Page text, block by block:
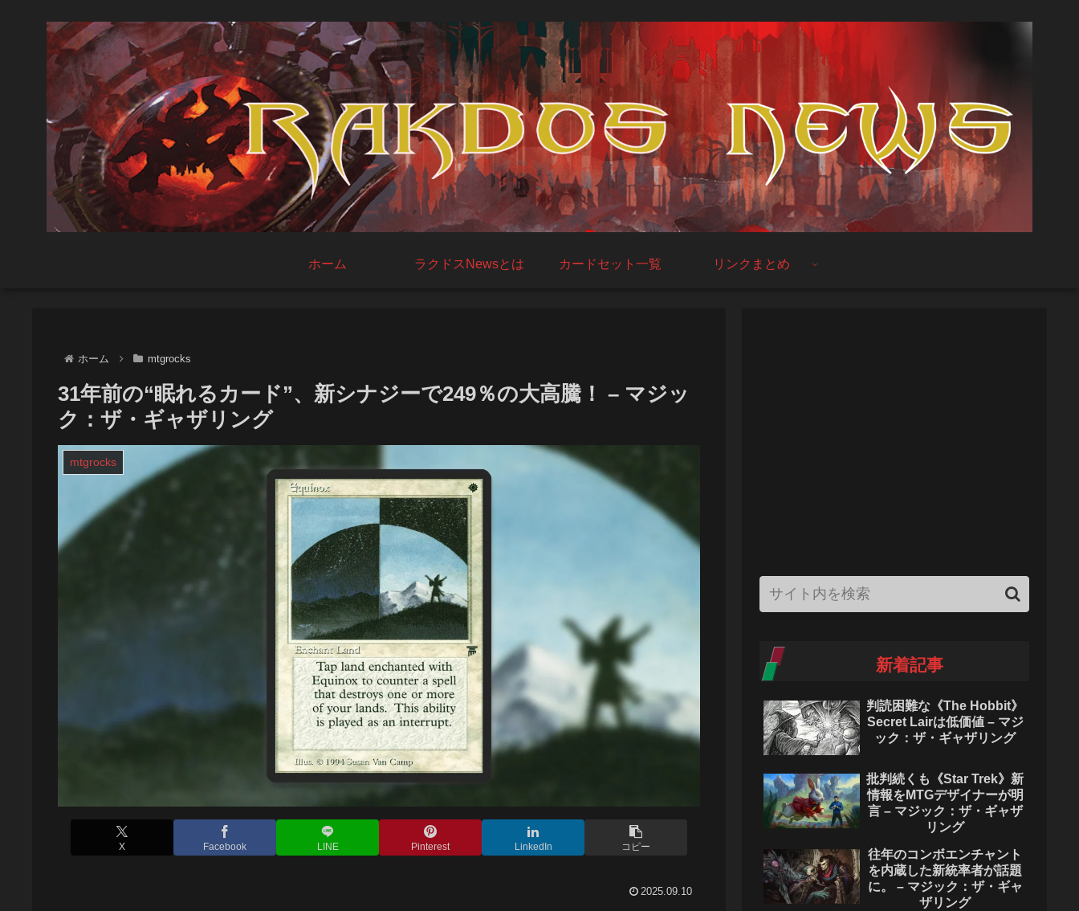
ホーム ラクドスNewsとは カードセット一覧 リンクまとめ
ホーム mtgrocks
31年前の“眠れるカード”、新シナジーで249％の大高騰！ – マジッ
ク：ザ・ギャザリング
mtgrocks
X Facebook LINE Pinterest LinkedIn コピー
2025.09.10
新着記事
判読困難な《The Hobbit》
Secret Lairは低価値 – マジ
ック：ザ・ギャザリング
批判続くも《Star Trek》新
情報をMTGデザイナーが明
言 – マジック：ザ・ギャザ
リング
往年のコンボエンチャント
を内蔵した新統率者が話題
に。 – マジック：ザ・ギャ
ザリング